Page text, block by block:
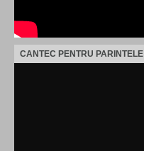
CANTEC PENTRU PARINTELE